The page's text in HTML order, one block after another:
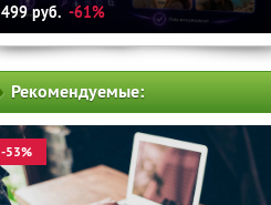
499руб. -61%
Рекомендуемые:
-53%